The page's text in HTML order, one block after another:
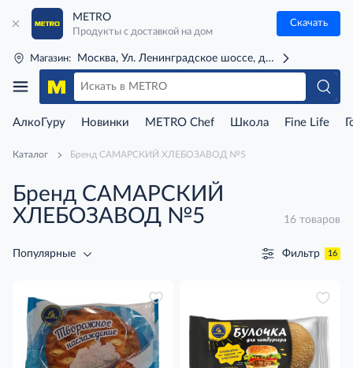
METRO
Продукты с доставкой на дом
Скачать
Магазин: Москва, Ул. Ленинградское шоссе, д. 71Г (м. Речной
АлкоГуру Новинки METRO Chef Школа Fine Life
Каталог Бренд САМАРСКИЙ ХЛЕБОЗАВОД №5
Бренд САМАРСКИЙ
ХЛЕБОЗАВОД №5
16 товаров
Популярные Фильтр 16